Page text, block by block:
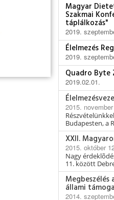
Magyar
Szakmai
táplálkozás"
2019.
Élelmezés
2019.
Quadro Byte
2019.02.01.
2015.
Budapesten, a
XXII.
2015. október
Nagy
11. között
állami
2014.